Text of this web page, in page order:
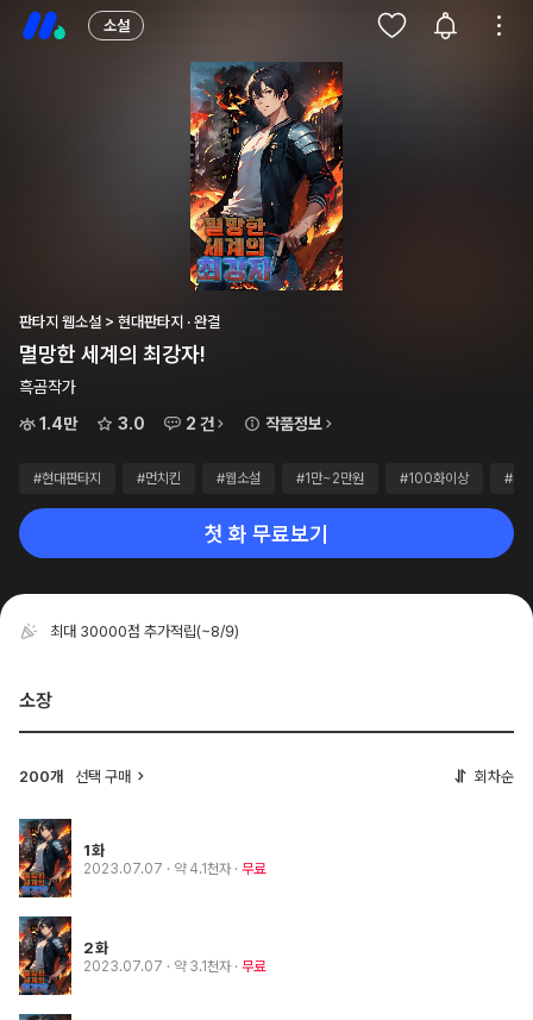
소설
판타지 웹소설 > 현대판타지 · 완결
멸망한 세계의 최강자!
흑곰작가
1.4만
3.0 2 건 작품정보
#현대판타지 #먼치킨 #웹소설 #1만~2만원 #100화이상 #무
첫 화 무료보기
최대 30000점 추가적립(~8/9)
소장
200개 선택 구매 회차순
1화
2023.07.07 · 약 4.1천자 무료
2화
2023.07.07 · 약 3.1천자 무료